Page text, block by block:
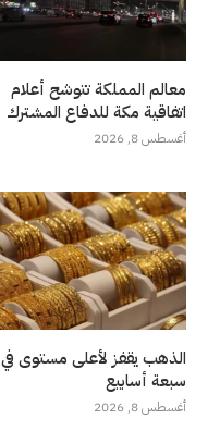
معالم المملكة تتوشح أعلام
اتفاقية مكة للدفاع المشترك
أغسطس 8, 2026
الذهب يقفز لأعلى مستوى في
سبعة أسابيع
أغسطس 8, 2026